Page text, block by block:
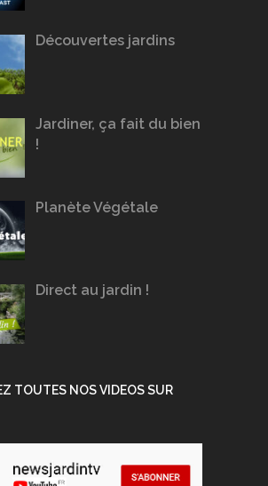
Découvertes jardins
Jardiner, ça fait du bien
!
Planète Végétale
Direct au jardin !
TOUTES NOS VIDEOS SUR